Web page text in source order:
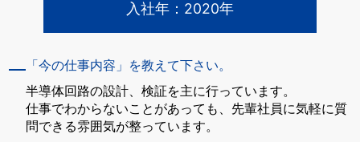
入社年：2020年
「今の仕事内容」を教えて下さい。
半導体回路の設計、検証を主に行っています。
仕事でわからないことがあっても、先輩社員に気軽に質
問できる雰囲気が整っています。